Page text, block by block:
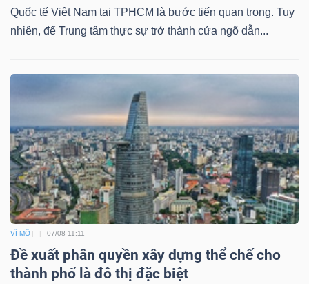
Quốc tế Việt Nam tại TPHCM là bước tiến quan trọng. Tuy
nhiên, để Trung tâm thực sự trở thành cửa ngõ dẫn...
VĨ MÔ 07/08 11:11
Đề xuất phân quyền xây dựng thể chế cho
thành phố là đô thị đặc biệt
DỊCH
TIỆN
ÍCH
BẤT